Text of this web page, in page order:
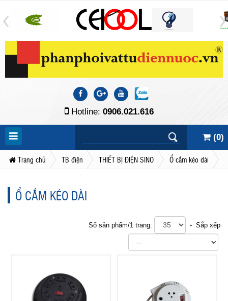
Hotline: 0906.021.616
(0)
Trang chủ TB điện THIẾT BỊ ĐIỆN SINO Ổ cắm kéo dài
Ổ CẮM KÉO DÀI
Số sản phẩm/1 trang: - Sắp xếp